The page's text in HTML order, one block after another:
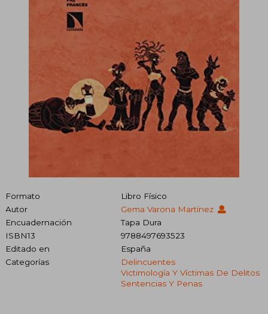
Formato
Libro Físico
Autor
Gema Varona Martínez
Encuadernación
Tapa Dura
ISBN13
9788497693523
Editado en
España
Categorías
Delincuentes
Victimología Y Víctimas De Delitos
Sentencias Y Penas